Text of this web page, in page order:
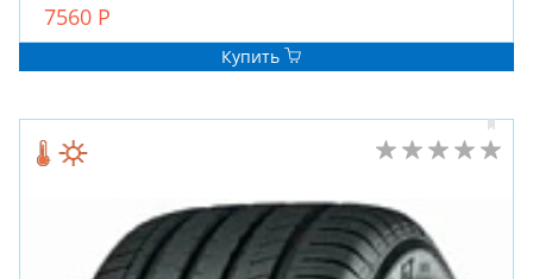
ВСЕСЕЗОННЫЕ
ДЛЯ СПЕЦТЕХНИКИ
ЛИТЫЕ
ШТАМПОВАНЫЕ
ДЛЯ ГРУЗОВЫХ АВТО
7560 Р
Купить